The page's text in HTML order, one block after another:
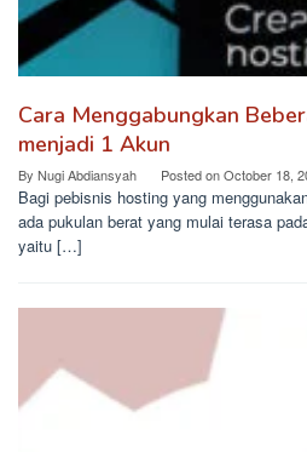
Cara Menggabungkan
menjadi 1 Akun
By Nugi Abdiansyah Posted onOctober 18,
Bagi pebisnis hosting yang
ada pukulan berat yang mulai terasa
yaitu […]